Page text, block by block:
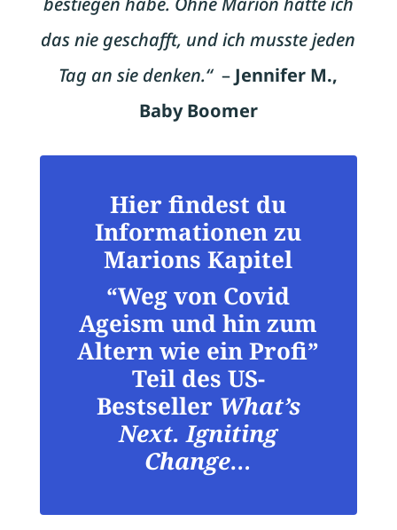
das nie geschafft, und ich musste jeden
Tag an sie denken.“– Jennifer M.,
Baby Boomer
Hier findest du
Informationen zu
Marions Kapitel
“Weg von Covid
Ageism und hin zum
Altern wie ein Profi”
Teil des US-
Bestseller What’s
Next. Igniting
Change…